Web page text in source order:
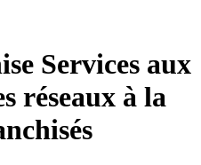
Services aux
réseaux à la